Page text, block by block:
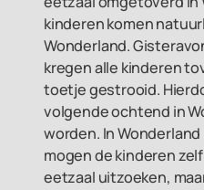
kinderen komen
Wonderland.
kregen alle kinderen
toetje gestrooid.
volgende ochtend in
worden. In
mogen de kinderen
eetzaal uitzoeken,